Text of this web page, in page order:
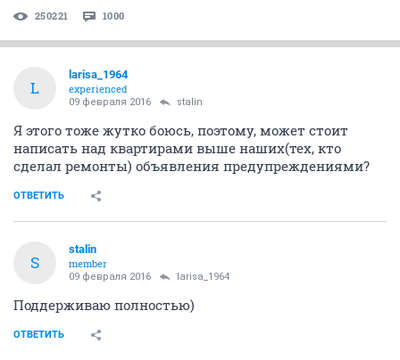
250221 1000
L
larisa_1964
experienced
09 февраля 2016 stalin
Я этого тоже жутко боюсь, поэтому, может стоит
написать над квартирами выше наших(тех, кто
сделал ремонты) объявления предупреждениями?
ОТВЕТИТЬ
S
stalin
member
09 февраля 2016 larisa_1964
Поддерживаю полностью)
ОТВЕТИТЬ